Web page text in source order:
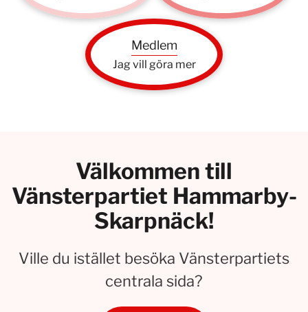
Medlem
Jag vill göra mer
Välkommen till
Vänsterpartiet Hammarby-
Skarpnäck!
Ville du istället besöka Vänsterpartiets
centrala sida?